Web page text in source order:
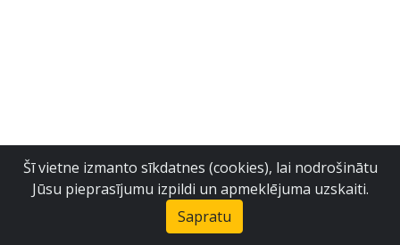
Šī vietne izmanto sīkdatnes (cookies), lai nodrošinātu
Jūsu pieprasījumu izpildi un apmeklējuma uzskaiti.
Sapratu